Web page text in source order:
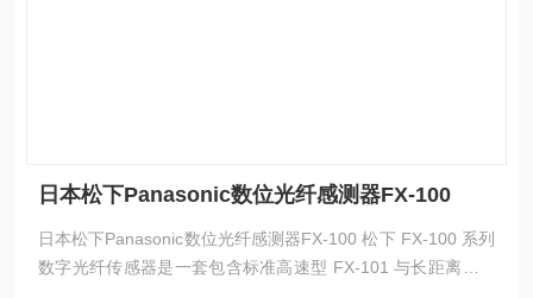
日本松下Panasonic数位光纤感测器FX-100
日本松下Panasonic数位光纤感测器FX-100 松下 FX‑100 系列
数字光纤传感器是一套包含标准高速型 FX‑101 与长距离型 F